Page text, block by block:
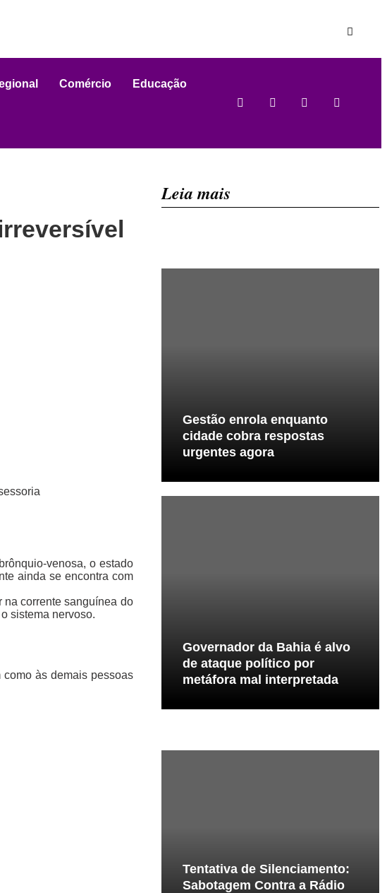
Comércio Educação
venosa, o estado
ainda se encontra com
na corrente sanguínea do
sistema nervoso.
às demais pessoas
Leia mais
Gestão enrola enquanto
cidade cobra respostas
urgentes agora
Governador da Bahia é alvo
de ataque político por
metáfora mal interpretada
Tentativa de Silenciamento:
Sabotagem Contra a Rádio